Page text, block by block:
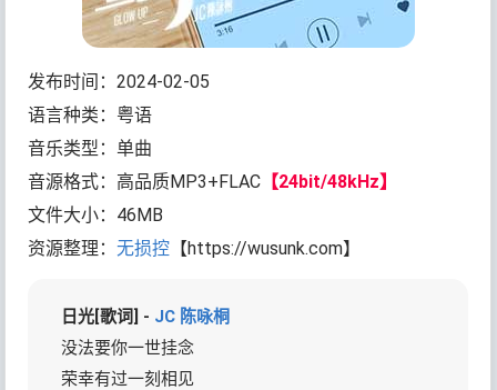
发布时间：2024-02-05
语言种类：粤语
音乐类型：单曲
音源格式：高品质MP3+FLAC 【24bit/48kHz】
文件大小：46MB
资源整理：无损控 【https://wusunk.com】
日光[歌词] - JC 陈咏桐
没法要你一世挂念
荣幸有过一刻相见